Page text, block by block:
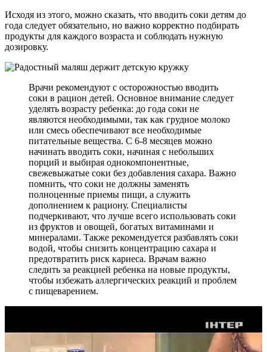
Исходя из этого, можно сказать, что вводить соки детям до
года следует обязательно, но важно корректно подбирать
продукты для каждого возраста и соблюдать нужную
дозировку.
Врачи рекомендуют с осторожностью вводить
соки в рацион детей. Основное внимание следует
уделять возрасту ребенка: до года соки не
являются необходимыми, так как грудное молоко
или смесь обеспечивают все необходимые
питательные вещества. С 6-8 месяцев можно
начинать вводить соки, начиная с небольших
порций и выбирая однокомпонентные,
свежевыжатые соки без добавления сахара. Важно
помнить, что соки не должны заменять
полноценные приемы пищи, а служить
дополнением к рациону. Специалисты
подчеркивают, что лучше всего использовать соки
из фруктов и овощей, богатых витаминами и
минералами. Также рекомендуется разбавлять соки
водой, чтобы снизить концентрацию сахара и
предотвратить риск кариеса. Врачам важно
следить за реакцией ребенка на новые продукты,
чтобы избежать аллергических реакций и проблем
с пищеварением.